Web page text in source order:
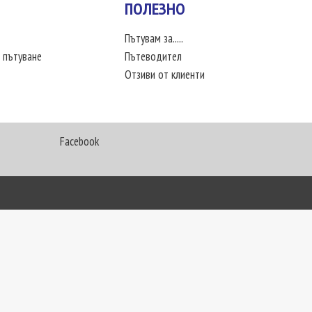
ПОЛЕЗНО
Пътувам за.....
Пътеводител
Отзиви от клиенти
Facebook